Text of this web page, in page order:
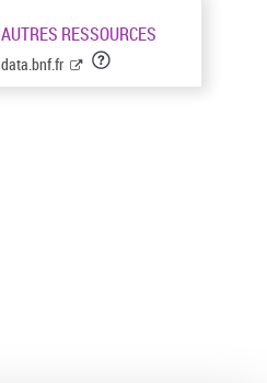
AUTRES RESSOURCES
data.bnf.fr